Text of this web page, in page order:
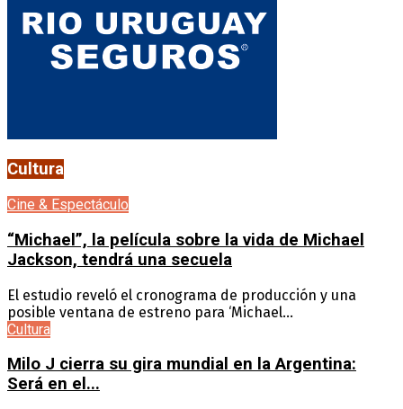
Cultura
Cine & Espectáculo
“Michael”, la película sobre la vida de Michael
Jackson, tendrá una secuela
El estudio reveló el cronograma de producción y una
posible ventana de estreno para ‘Michael...
Cultura
Milo J cierra su gira mundial en la Argentina:
Será en el...